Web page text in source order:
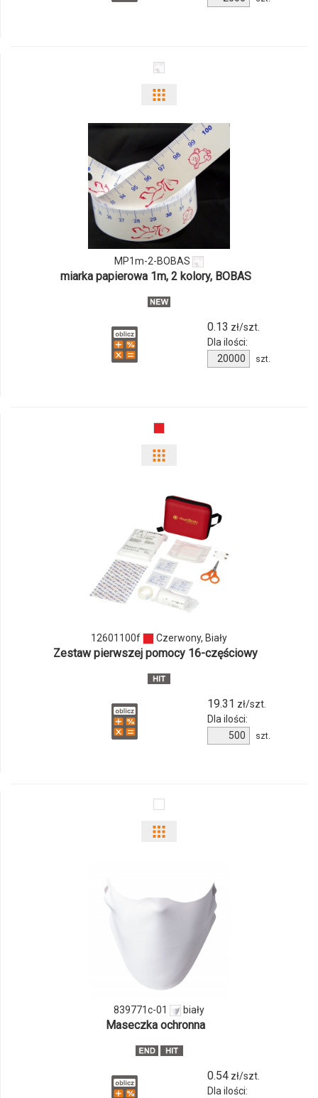
produktu
odmiany
i
ilości
produktu
MP1m-
2-
MP1m-2-BOBAS
miarka papierowa 1m, 2 kolory, BOBAS
0.13 zł/szt.
Dla ilości:
Ilość
produktu
szt.
ilości
produktu
12601100f
12601100f Czerwony, Biały
Zestaw pierwszej pomocy 16-częściowy
19.31 zł/szt.
Dla ilości:
produktu
szt.
produktu
839771c-
839771c-01 biały
Maseczka ochronna
0.54zł/szt.
Dla ilości: